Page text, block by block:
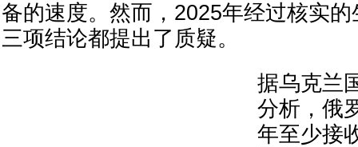
备的速度。然而，2025年经过核实
三项结论都提出了质疑。
据乌克兰
分析，俄
年至少接